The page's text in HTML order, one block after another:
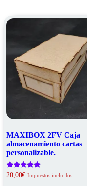
MAXIBOX 2FV Caja
almacenamiento cartas
personalizable.
Valorado
con
20,00€ Impuestos incluidos